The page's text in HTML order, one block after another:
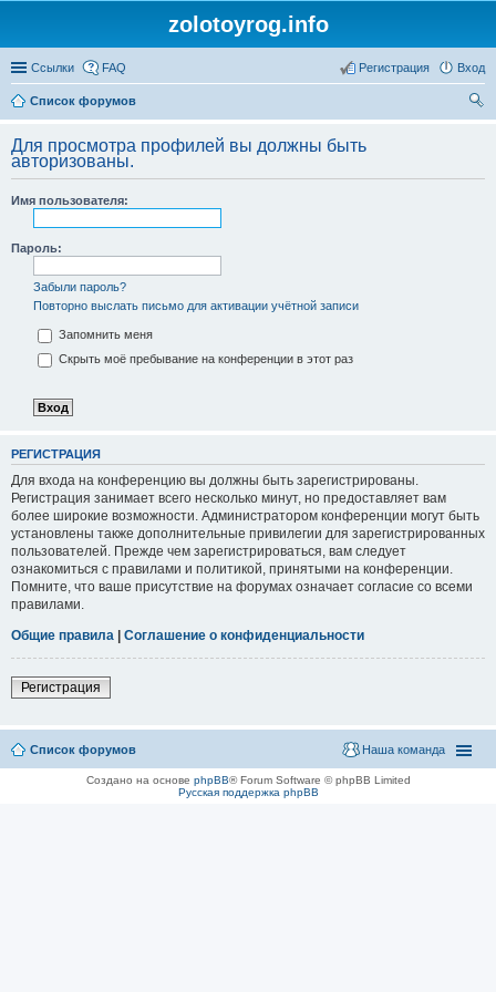
zolotoyrog.info
Ссылки FAQ Вход
Регистрация
Список форумов
Для просмотра профилей вы должны быть
авторизованы.
Имя пользователя:
Пароль:
Забыли пароль?
Повторно выслать письмо для активации учётной записи
Запомнить меня
Скрыть моё пребывание на конференции в этот раз
РЕГИСТРАЦИЯ
Для входа на конференцию вы должны быть зарегистрированы.
Регистрация занимает всего несколько минут, но предоставляет вам
более широкие возможности. Администратором конференции могут быть
установлены также дополнительные привилегии для зарегистрированных
пользователей. Прежде чем зарегистрироваться, вам следует
ознакомиться с правилами и политикой, принятыми на конференции.
Помните, что ваше присутствие на форумах означает согласие со всеми
правилами.
Общие правила | Соглашение о конфиденциальности
Регистрация
Список форумов Наша команда
Создано на основе phpBB® Forum Software © phpBB Limited
Русская поддержка phpBB